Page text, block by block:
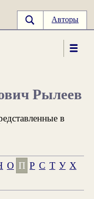
Авторы
Рылеев
в
О П Р С Т У Х